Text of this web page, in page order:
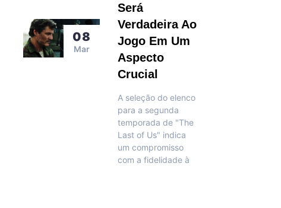
08
Mar
Será
Verdadeira Ao
Jogo Em Um
Aspecto
Crucial
A seleção do elenco
para a segunda
temporada de "The
Last of Us" indica
um compromisso
com a fidelidade à